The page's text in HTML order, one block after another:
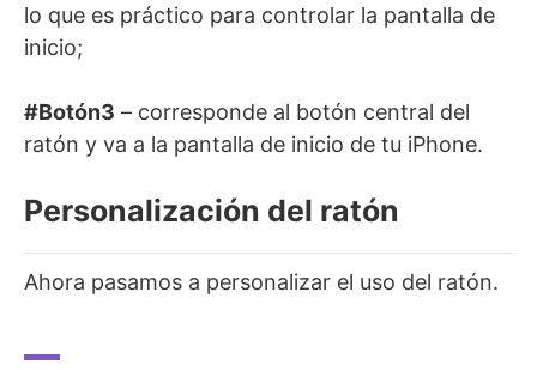
lo que es práctico para controlar la pantalla de
inicio;
#Botón3 – corresponde al botón central del
ratón y va a la pantalla de inicio de tu iPhone.
Personalización del ratón
Ahora pasamos a personalizar el uso del ratón.